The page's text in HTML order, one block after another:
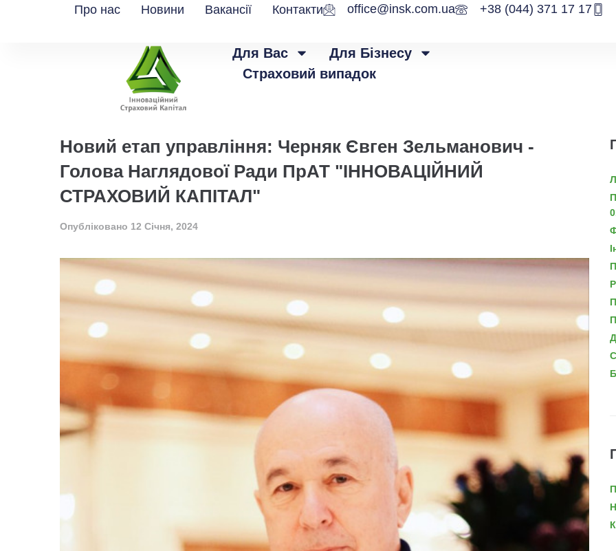
Про нас Новини Вакансії Контакти office@insk.com.ua +38 (044) 371 17 17
Для Вас
Для Бізнесу
Страховий випадок
Новий етап управління: Черняк Євген Зельманович -
Голова Наглядової Ради ПрАТ "ІННОВАЦІЙНИЙ
СТРАХОВИЙ КАПІТАЛ"
Опубліковано 12 Січня, 2024